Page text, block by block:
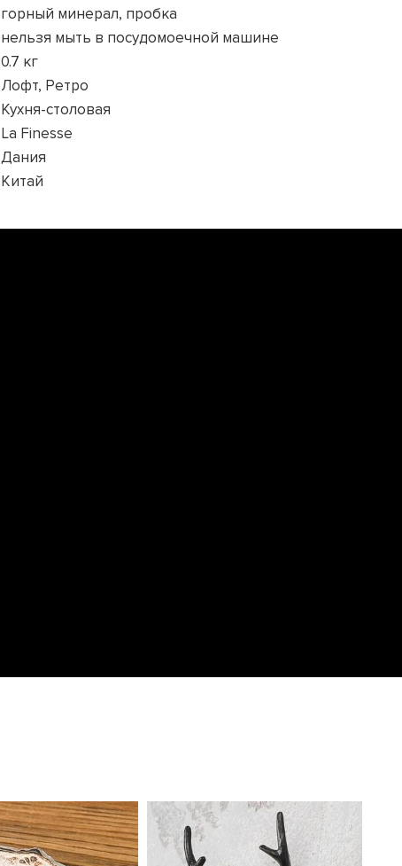
горный минерал, пробка
нельзя мыть в посудомоечной машине
0.7 кг
Лофт, Ретро
Кухня-столовая
La Finesse
Дания
Китай